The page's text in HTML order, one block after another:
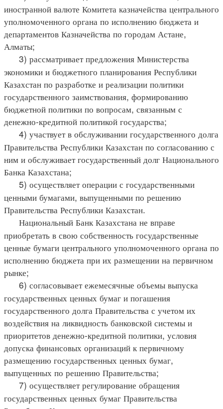
иностранной валюте Комитета казначейства центрального
уполномоченного органа по исполнению бюджета и
департаментов Казначейства по городам Астане,
Алматы;
3) рассматривает предложения Министерства
экономики и бюджетного планирования Республики
Казахстан по разработке и реализации политики
государственного заимствования, формированию
бюджетной политики по вопросам, связанным с
денежно-кредитной политикой государства;
4) участвует в обслуживании государственного долга
Правительства Республики Казахстан по согласованию с
ним и обслуживает государственный долг Национального
Банка Казахстана;
5) осуществляет операции с государственными
ценными бумагами, выпущенными по решению
Правительства Республики Казахстан.
Национальный Банк Казахстана не вправе
приобретать в свою собственность государственные
ценные бумаги центрального уполномоченного органа по
исполнению бюджета при их размещении на первичном
рынке;
6) согласовывает ежемесячные объемы выпуска
государственных ценных бумаг и погашения
государственного долга Правительства с учетом их
воздействия на ликвидность банковской системы и
приоритетов денежно-кредитной политики, условия
допуска финансовых организаций к первичному
размещению государственных ценных бумаг,
выпущенных по решению Правительства;
7) осуществляет регулирование обращения
государственных ценных бумаг Правительства